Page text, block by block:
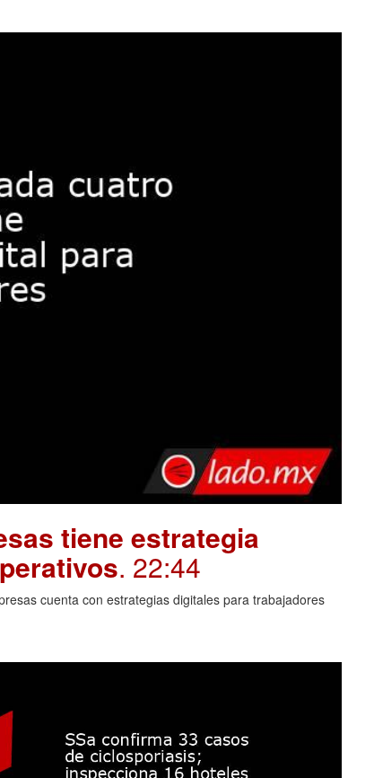
tiene estrategia
. 22:44
cuenta con estrategias digitales para trabajadores